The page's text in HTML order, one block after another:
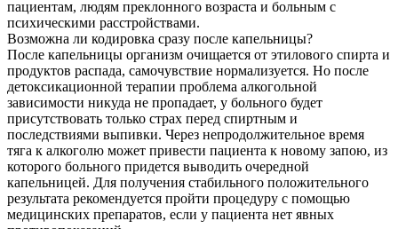
пациентам, людям преклонного возраста и больным с
психическими расстройствами.
Возможна ли кодировка сразу после капельницы?
После капельницы организм очищается от этилового спирта и
продуктов распада, самочувствие нормализуется. Но после
детоксикационной терапии проблема алкогольной
зависимости никуда не пропадает, у больного будет
присутствовать только страх перед спиртным и
последствиями выпивки. Через непродолжительное время
тяга к алкоголю может привести пациента к новому запою, из
которого больного придется выводить очередной
капельницей. Для получения стабильного положительного
результата рекомендуется пройти процедуру с помощью
медицинских препаратов, если у пациента нет явных